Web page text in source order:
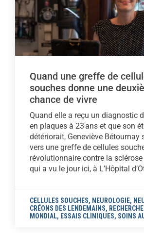
Quand une greffe de
souches donne une
chance de vivre
Quand elle a reçu un diagnostic
en plaques à 23 ans et que son
détériorait, Geneviève Bétournay
vers une greffe de cellules
révolutionnaire contre la
qui a vu le jour ici, à L’Hôpital
CELLULES SOUCHES, NEUROLOGIE,
CRÉONS DES LENDEMAINS,
MONDIAL, ESSAIS CLINIQUES, SOINS